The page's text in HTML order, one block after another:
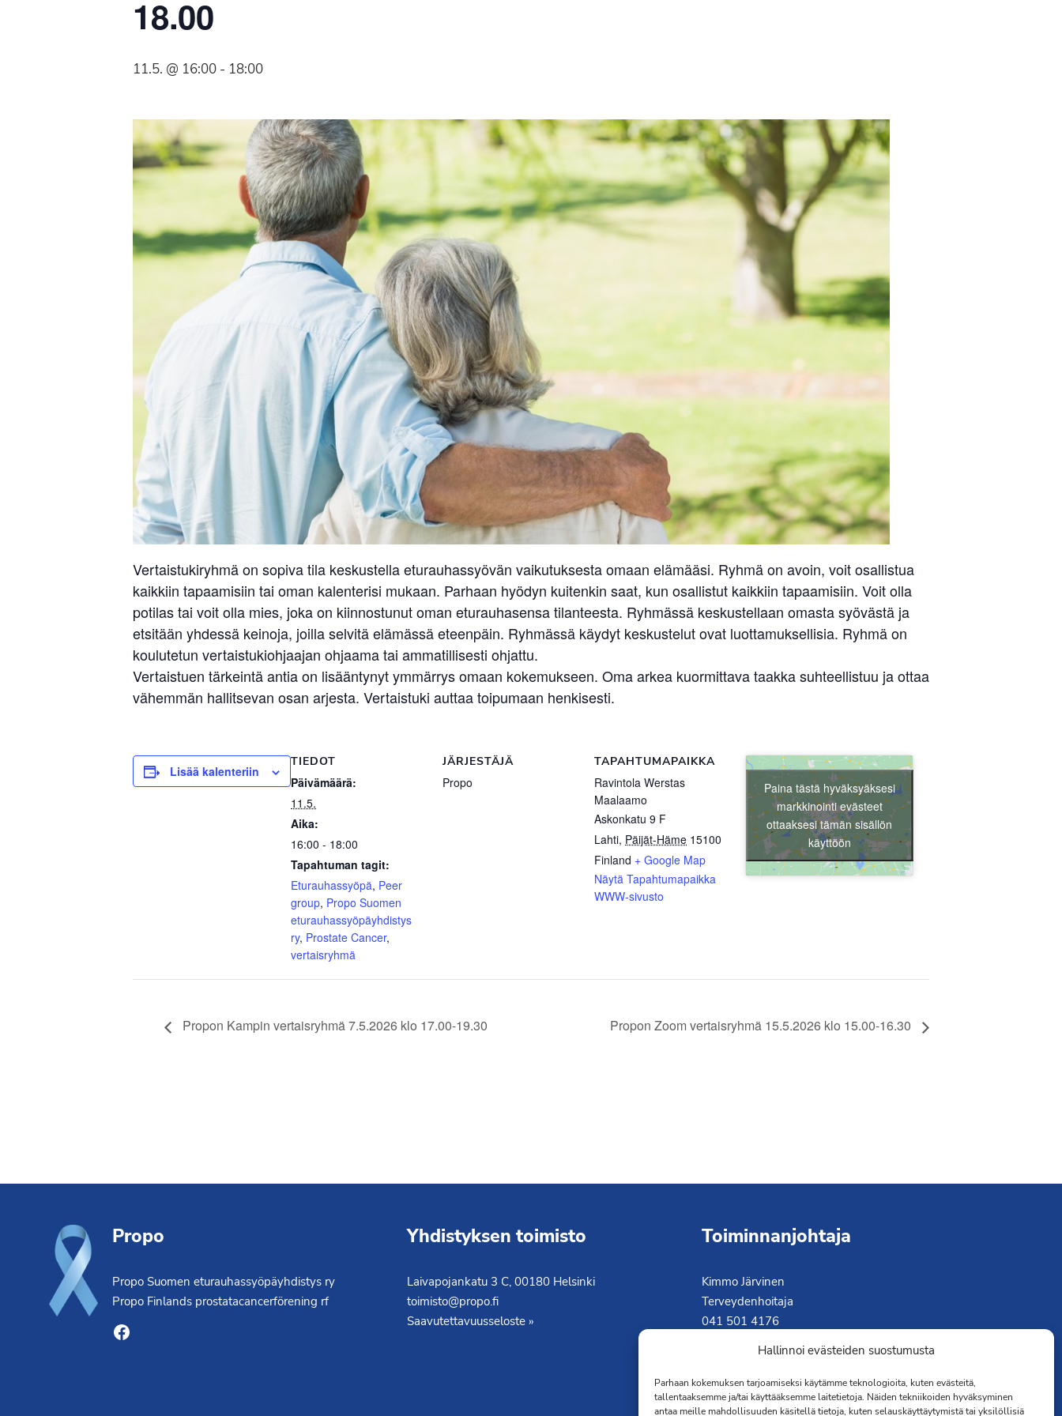
Hallinnoi evästeiden suostumusta
Parhaan kokemuksen tarjoamiseksi käytämme teknologioita, kuten evästeitä,
tallentaaksemme ja/tai käyttääksemme laitetietoja. Näiden tekniikoiden hyväksyminen
antaa meille mahdollisuuden käsitellä tietoja, kuten selauskäyttäytymistä tai yksilöllisiä
Syöpäyhdistyksen18.00
11.5. @ 16:00 - 18:00
Vertaistukiryhmä on sopiva tila keskustella eturauhassyövän vaikutuksesta omaan elämääsi. Ryhmä on avoin, voit osallistua
kaikkiin tapaamisiin tai oman kalenterisi mukaan. Parhaan hyödyn kuitenkin saat, kun osallistut kaikkiin tapaamisiin. Voit olla
potilas tai voit olla mies, joka on kiinnostunut oman eturauhasensa tilanteesta. Ryhmässä keskustellaan omasta syövästä ja
etsitään yhdessä keinoja, joilla selvitä elämässä eteenpäin. Ryhmässä käydyt keskustelut ovat luottamuksellisia. Ryhmä on
koulutetun vertaistukiohjaajan ohjaama tai ammatillisesti ohjattu.
Vertaistuen tärkeintä antia on lisääntynyt ymmärrys omaan kokemukseen. Oma arkea kuormittava taakka suhteellistuu ja ottaa
vähemmän hallitsevan osan arjesta. Vertaistuki auttaa toipumaan henkisesti.
Lisää kalenteriin
TIEDOT
Päivämäärä:
11.5.
Aika:
16:00 - 18:00
Tapahtuman tagit:
Eturauhassyöpä, Peer
group, Propo Suomen
eturauhassyöpäyhdistys
ry, Prostate Cancer,
vertaisryhmä
JÄRJESTÄJÄ
Propo
TAPAHTUMAPAIKKA
Ravintola Werstas
Maalaamo
Askonkatu 9 F
Lahti, Päijät-Häme 15100
Finland + Google Map
Näytä Tapahtumapaikka
WWW-sivusto
Paina tästä hyväksyäksesi
markkinointi evästeet
ottaaksesi tämän sisällön
käyttöön
Propon Kampin vertaisryhmä 7.5.2026 klo 17.00-19.30 Propon Zoom vertaisryhmä 15.5.2026 klo 15.00-16.30
Propo
Propo Suomen eturauhassyöpäyhdistys ry
Propo Finlands prostatacancerförening rf
Facebook
Yhdistyksen toimisto
Laivapojankatu 3 C, 00180 Helsinki
toimisto@propo.fi
Saavutettavuusseloste »
Toiminnanjohtaja
Kimmo Järvinen
Terveydenhoitaja
041 501 4176